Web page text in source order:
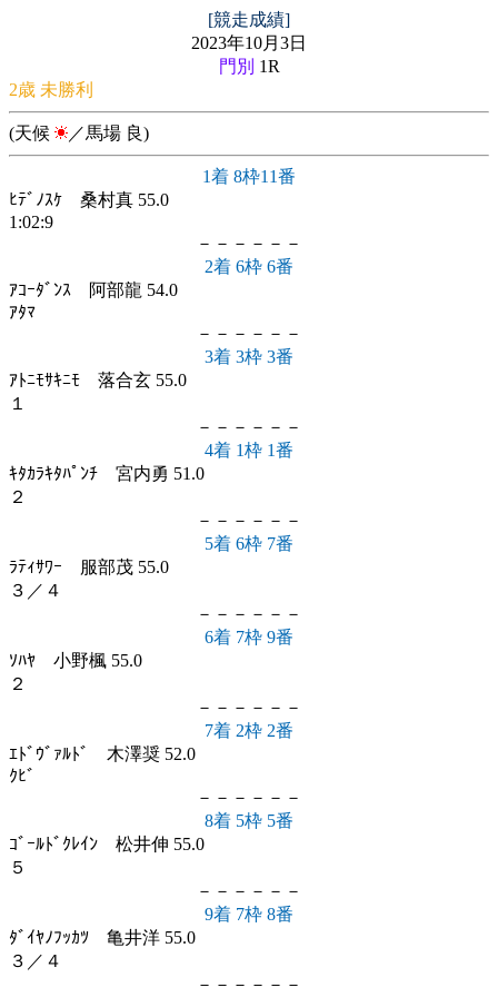
[競走成績]
2023年10月3日
門別 1R
2歳 未勝利
(天候 ／馬場 良)
1着 8枠11番
ﾋﾃﾞﾉｽｹ 桑村真 55.0
1:02:9
－－－－－－
2着 6枠 6番
ｱｺｰﾀﾞﾝｽ 阿部龍 54.0
ｱﾀﾏ
－－－－－－
3着 3枠 3番
ｱﾄﾆﾓｻｷﾆﾓ 落合玄 55.0
１
－－－－－－
4着 1枠 1番
ｷﾀｶﾗｷﾀﾊﾟﾝﾁ 宮内勇 51.0
２
－－－－－－
5着 6枠 7番
ﾗﾃｨｻﾜｰ 服部茂 55.0
３／４
－－－－－－
6着 7枠 9番
ｿﾊﾔ 小野楓 55.0
２
－－－－－－
7着 2枠 2番
ｴﾄﾞｳﾞｧﾙﾄﾞ 木澤奨 52.0
ｸﾋﾞ
－－－－－－
8着 5枠 5番
ｺﾞｰﾙﾄﾞｸﾚｲﾝ 松井伸 55.0
５
－－－－－－
9着 7枠 8番
ﾀﾞｲﾔﾉﾌｯｶﾂ 亀井洋 55.0
３／４
－－－－－－